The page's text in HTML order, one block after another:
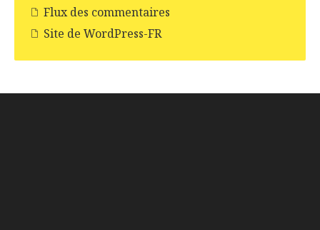
Flux des commentaires
Site de WordPress-FR